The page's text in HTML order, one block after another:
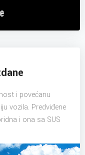
i povećanu
vozila. Predviđene
i ona sa SUS